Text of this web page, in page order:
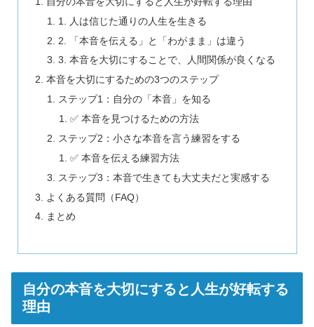
1. 人は信じた通りの人生を生きる
2. 「本音を伝える」と「わがまま」は違う
3. 本音を大切にすることで、人間関係が良くなる
本音を大切にするための3つのステップ
ステップ1：自分の「本音」を知る
✅ 本音を見つけるための方法
ステップ2：小さな本音を言う練習をする
✅ 本音を伝える練習方法
ステップ3：本音で生きても大丈夫だと実感する
よくある質問（FAQ）
まとめ
自分の本音を大切にすると人生が好転する
理由